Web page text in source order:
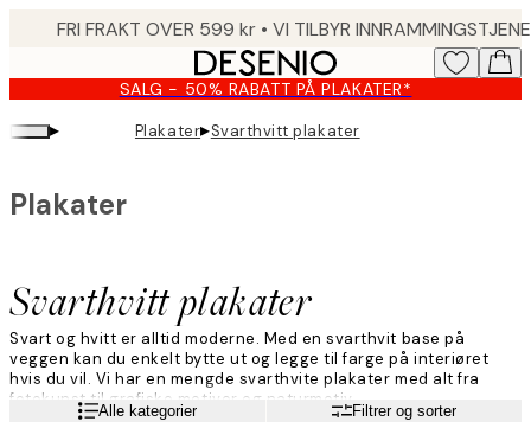
content.
SALG - 50% RABATT PÅ PLAKATER*
▸ Plakater▸Svarthvitt plakater
Svarthvitt plakater
Plakater
Svart og hvitt er alltid moderne. Med en svarthvit base på
veggen kan du enkelt bytte ut og legge til farge på interiøret
hvis du vil. Vi har en mengde svarthvite plakater med alt fra
fotokunst til grafiske motiver og naturmotiv.
Alle kategorier Filtrer og sorter